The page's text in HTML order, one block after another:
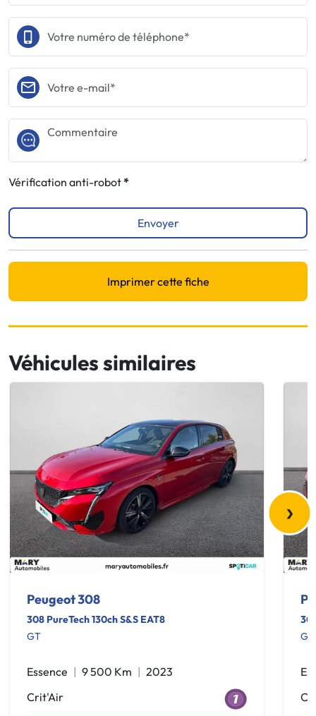
Vérification anti-robot
Envoyer
Imprimer cette fiche
Véhicules similaires
Peugeot 308
308 PureTech 130ch S&S EAT8
GT
Essence 9 500 Km
2023
Crit'Air
GT
›